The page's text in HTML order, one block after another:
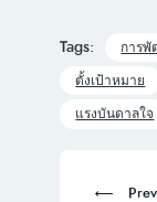
Tags: การพั
ตั้งเป้าหมาย
แรงบันดาลใจ
navigation
Prev